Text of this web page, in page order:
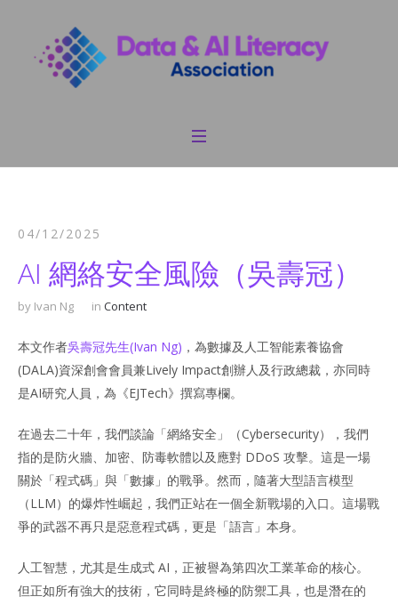
04/12/2025
AI 網絡安全風險（吳壽冠）
by Ivan Ng in Content
本文作者吳壽冠先生(Ivan Ng) ，為數據及人工智能素養協會
(DALA)資深創會會員兼Lively Impact創辦人及行政總裁，亦同時
是AI研究人員，為《EJTech》撰寫專欄。
在過去二十年，我們談論「網絡安全」（Cybersecurity），我們
指的是防火牆、加密、防毒軟體以及應對 DDoS 攻擊。這是一場
關於「程式碼」與「數據」的戰爭。然而，隨著大型語言模型
（LLM）的爆炸性崛起，我們正站在一個全新戰場的入口。這場戰
爭的武器不再只是惡意程式碼，更是「語言」本身。
人工智慧，尤其是生成式 AI，正被譽為第四次工業革命的核心。
但正如所有強大的技術，它同時是終極的防禦工具，也是潛在的